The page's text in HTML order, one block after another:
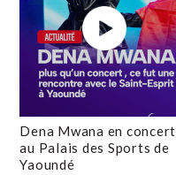
Dena Mwana en concert
au Palais des Sports de
Yaoundé